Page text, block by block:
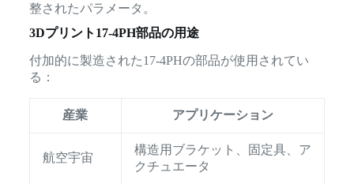
整されたパラメータ。
3Dプリント17-4PH部品の用途
付加的に製造された17-4PHの部品が使用されてい
る：
産業 アプリケーション
航空宇宙
構造用ブラケット、固定具、ア
クチュエータ